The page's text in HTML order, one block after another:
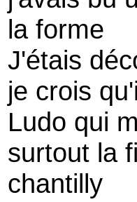
la forme
J'étais
je crois
Ludo qui
surtout la
chantilly